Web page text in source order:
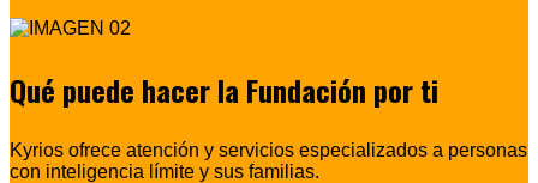
Qué puede hacer la Fundación por ti
Kyrios ofrece atención y servicios especializados a personas
con inteligencia límite y sus familias.